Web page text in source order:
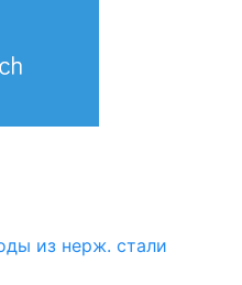
из нерж. стали